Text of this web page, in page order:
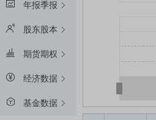
年报季报
股东股本
期货期权
经济数据
基金数据